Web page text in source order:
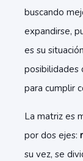
buscando
expandirse,
es su
posibilidades
para cumplir
La matriz es
por dos ejes:
su vez, se